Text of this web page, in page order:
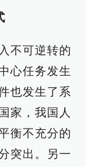
不可逆转的
心任务发生
也发生了系
家，我国人
衡不充分的
突出。另一